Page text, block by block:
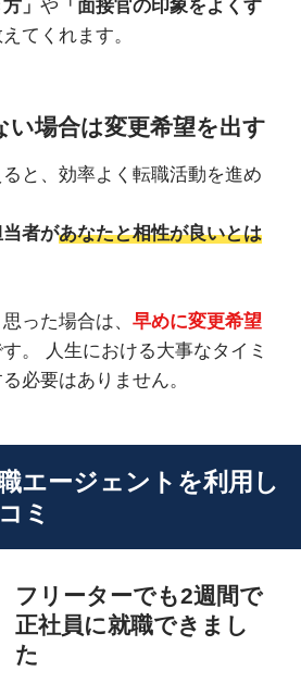
」 や「面接官の印象をよくす
てくれます。
い場合は変更希望を出す
と、効率よく転職活動を進め
者があなたと相性が良いとは
った場合は、 早めに変更希望
。 人生における大事なタイミ
必要はありません。
エージェントを利用し
ミ
フリーターでも2週間で
正社員に就職できまし
た